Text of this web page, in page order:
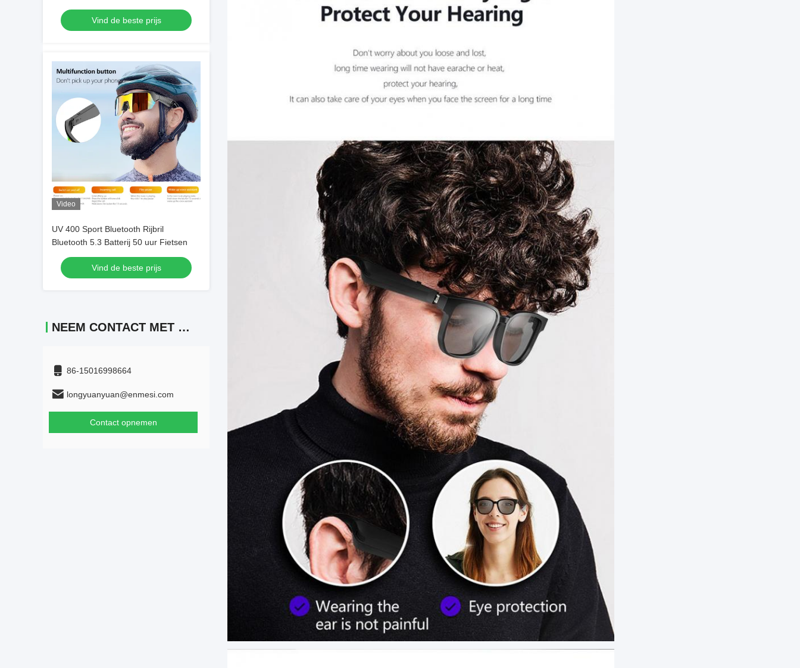
Vind de beste prijs
Video
UV 400 Sport Bluetooth Rijbril
Bluetooth 5.3 Batterij 50 uur Fietsen
Vind de beste prijs
NEEM CONTACT MET ONS OP
86-15016998664
longyuanyuan@enmesi.com
Contact opnemen